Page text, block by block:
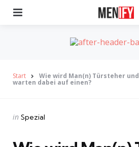
Start Wie wird Man(n) Türsteher
warten dabei auf einen?
Categories
Posted
in Spezial